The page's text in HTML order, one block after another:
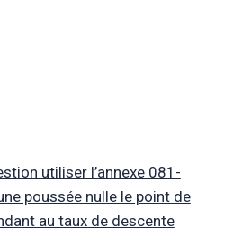
utiliser l’annexe 081-
poussée nulle le point de
au taux de descente